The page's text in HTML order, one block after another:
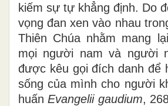
kiếm sự tự khẳng định. Do
vọng đan xen vào nhau
Thiên Chúa nhằm mang
mọi người nam và người
được kêu gọi đích danh để
sống của mình cho người
huấn Evangelii gaudium,